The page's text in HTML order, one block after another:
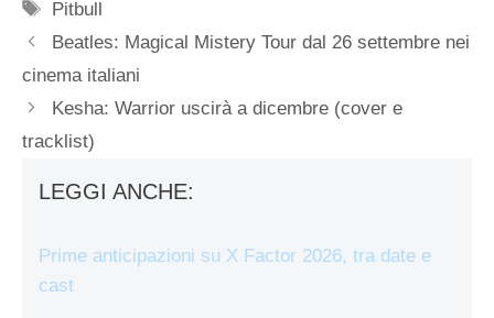
Tag
Pitbull
Beatles: Magical Mistery Tour dal 26 settembre nei
cinema italiani
Kesha: Warrior uscirà a dicembre (cover e
tracklist)
LEGGI ANCHE:
Prime anticipazioni su X Factor 2026, tra date e
cast